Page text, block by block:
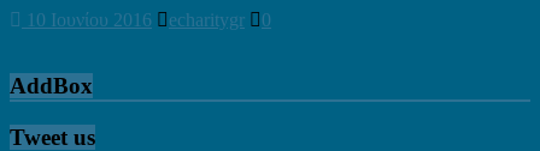
10 Ιουνίου 2016 echaritygr 0
AddBox
Tweet us